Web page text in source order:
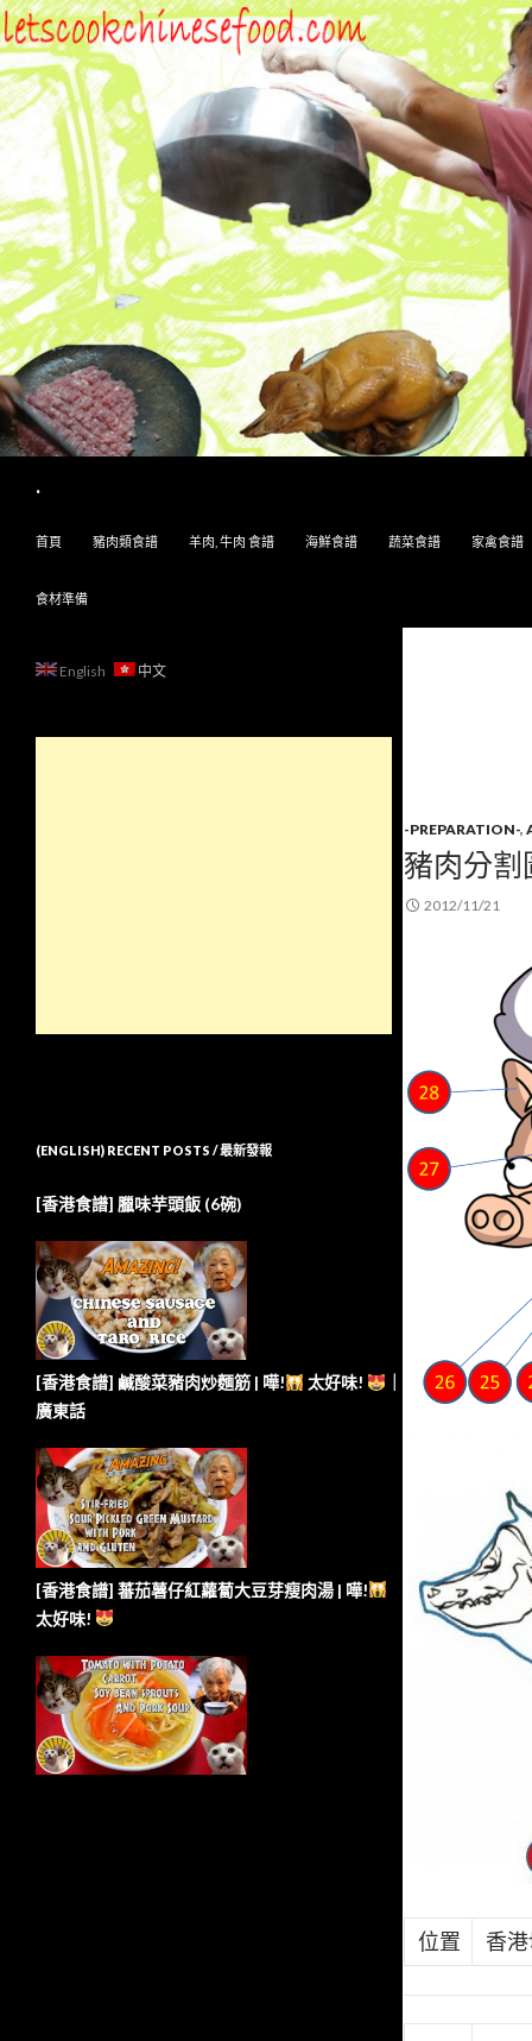
.
首頁
豬肉類食譜 羊肉, 牛肉 食譜 海鮮食譜 蔬菜食譜 家禽食譜
食材準備
-PREPARATION-,
豬肉分割
2012/11/21
位置 香
English 中文
(ENGLISH) RECENT POSTS / 最新發報
[香港食譜] 臘味芋頭飯 (6碗)
[香港食譜] 鹹酸菜豬肉炒麵筋 | 嘩! 太好味!
廣東話
[香港食譜] 蕃茄薯仔紅蘿蔔大豆芽瘦肉湯 | 嘩!
太好味!